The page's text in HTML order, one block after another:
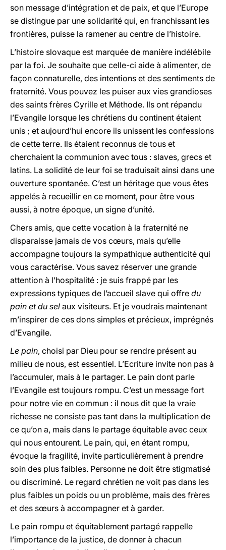
son message d’intégration et de paix, et que l’Europe
se distingue par une solidarité qui, en franchissant les
frontières, puisse la ramener au centre de l’histoire.
L’histoire slovaque est marquée de manière indélébile
par la foi. Je souhaite que celle-ci aide à alimenter, de
façon connaturelle, des intentions et des sentiments de
fraternité. Vous pouvez les puiser aux vies grandioses
des saints frères Cyrille et Méthode. Ils ont répandu
l’Evangile lorsque les chrétiens du continent étaient
unis ; et aujourd’hui encore ils unissent les confessions
de cette terre. Ils étaient reconnus de tous et
cherchaient la communion avec tous : slaves, grecs et
latins. La solidité de leur foi se traduisait ainsi dans une
ouverture spontanée. C’est un héritage que vous êtes
appelés à recueillir en ce moment, pour être vous
aussi, à notre époque, un signe d’unité.
Chers amis, que cette vocation à la fraternité ne
disparaisse jamais de vos cœurs, mais qu’elle
accompagne toujours la sympathique authenticité qui
vous caractérise. Vous savez réserver une grande
attention à l’hospitalité : je suis frappé par les
expressions typiques de l’accueil slave qui offre du
pain et du sel aux visiteurs. Et je voudrais maintenant
m’inspirer de ces dons simples et précieux, imprégnés
d’Evangile.
Le pain, choisi par Dieu pour se rendre présent au
milieu de nous, est essentiel. L’Ecriture invite non pas à
l’accumuler, mais à le partager. Le pain dont parle
l’Evangile est toujours rompu. C’est un message fort
pour notre vie en commun : il nous dit que la vraie
richesse ne consiste pas tant dans la multiplication de
ce qu’on a, mais dans le partage équitable avec ceux
qui nous entourent. Le pain, qui, en étant rompu,
évoque la fragilité, invite particulièrement à prendre
soin des plus faibles. Personne ne doit être stigmatisé
ou discriminé. Le regard chrétien ne voit pas dans les
plus faibles un poids ou un problème, mais des frères
et des sœurs à accompagner et à garder.
Le pain rompu et équitablement partagé rappelle
l’importance de la justice, de donner à chacun